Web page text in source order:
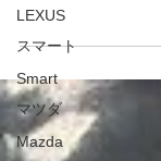
LEXUS
スマート
Smart
マツダ
Mazda
が入庫いたしました
リトルガレージをご
も大切なお車をお任
す。 今回は、納車さ
庫いただきました✨
スタムを進めていく